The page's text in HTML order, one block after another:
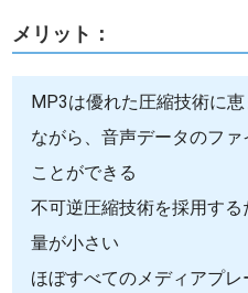
メリット：
MP3は優れた圧縮技術に
ながら、音声データのフ
ことができる
不可逆圧縮技術を採用す
量が小さい
ほぼすべてのメディアプ